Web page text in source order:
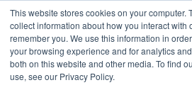
This website stores cookies on your computer.
collect information about how you interact with
remember you. We use this information in
your browsing experience and for analytics
both on this website and other media. To find
use, see our Privacy Policy.